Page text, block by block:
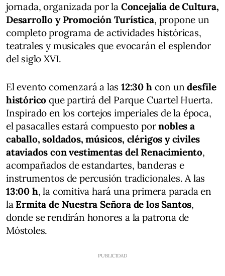
jornada, organizada por la Concejalía de Cultura,
Desarrollo y Promoción Turística, propone un
completo programa de actividades históricas,
teatrales y musicales que evocarán el esplendor
del siglo XVI.
El evento comenzará a las12:30 hcon undesfile
histórico que partirá del Parque Cuartel Huerta.
Inspirado en los cortejos imperiales de la época,
el pasacalles estará compuesto pornobles a
caballo, soldados, músicos, clérigos y civiles
ataviados con vestimentas del Renacimiento,
acompañados de estandartes, banderas e
instrumentos de percusión tradicionales. A las
13:00 h, la comitiva hará una primera parada en
la Ermita de Nuestra Señora de los Santos,
donde se rendirán honores a la patrona de
Móstoles.